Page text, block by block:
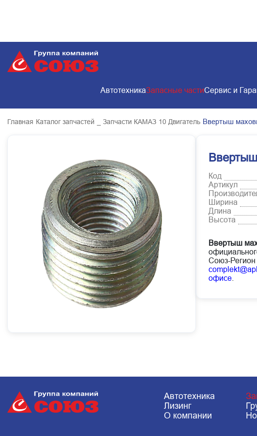
АвтотехникаЗапасные частиСервис и
Главная Каталог запчастей _ Запчасти КАМАЗ 10 Двигатель Ввертыш
Код
Артикул
Ширина
Длина
Высота
Ввертыш
Союз-Регион
офисе
Автотехника
Лизинг
О компании